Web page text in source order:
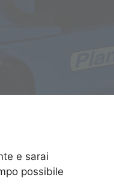
e sarai
possibile